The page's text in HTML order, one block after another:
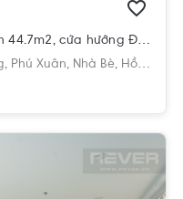
Shophouse Orchid Park diện tích 44.7m2, cửa hướng Đông Bắc.
Phú Xuân, Nhà Bè, Hồ Chí Minh